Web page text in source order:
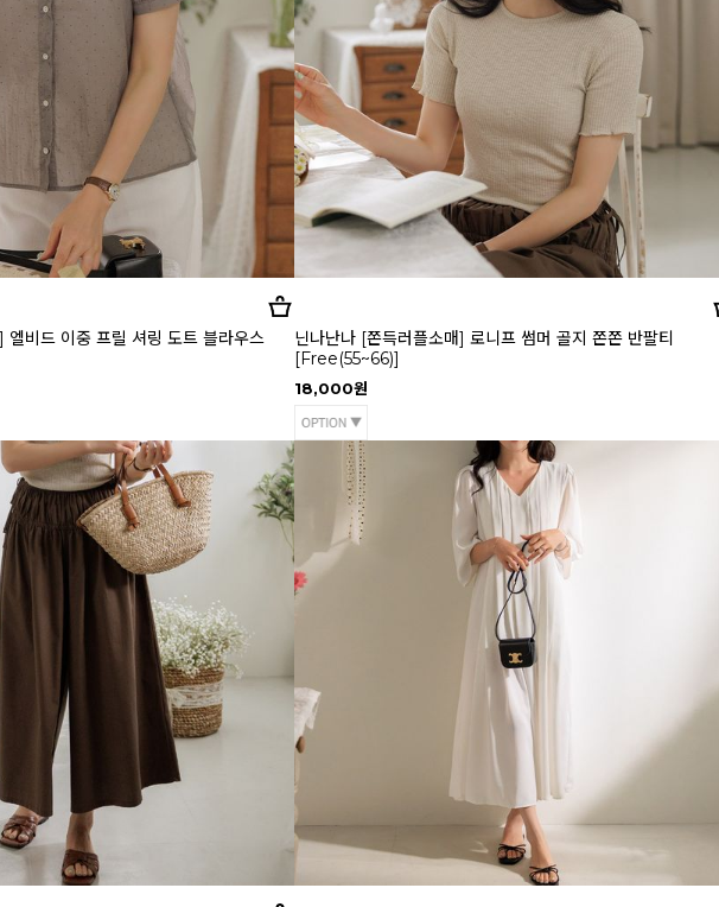
엘비드 이중 프릴 셔링 도트 블라우스
닌나난나 [쫀득러플소매] 로니프 썸머 골지 쫀쫀 반팔티
[Free(55~66)]
18,000원